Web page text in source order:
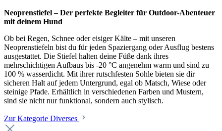
Neoprenstiefel – Der perfekte Begleiter für Outdoor-Abenteuer
mit deinem Hund
Ob bei Regen, Schnee oder eisiger Kälte – mit unseren
Neoprenstiefeln bist du für jeden Spaziergang oder Ausflug bestens
ausgestattet. Die Stiefel halten deine Füße dank ihres
mehrschichtigen Aufbaus bis -20 °C angenehm warm und sind zu
100 % wasserdicht. Mit ihrer rutschfesten Sohle bieten sie dir
sicheren Halt auf jedem Untergrund, egal ob Matsch, Wiese oder
steinige Pfade. Erhältlich in verschiedenen Farben und Mustern,
sind sie nicht nur funktional, sondern auch stylisch.
Zur Kategorie Diverses